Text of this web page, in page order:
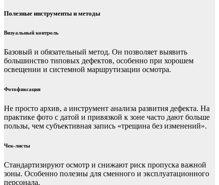
Полезные инструменты и методы
Визуальный контроль
Базовый и обязательный метод. Он позволяет выявить
большинство типовых дефектов, особенно при хорошем
освещении и системной маршрутизации осмотра.
Фотофиксация
Не просто архив, а инструмент анализа развития дефекта. На
практике фото с датой и привязкой к зоне часто дают больше
пользы, чем субъективная запись «трещина без изменений».
Чек-листы
Стандартизируют осмотр и снижают риск пропуска важной
зоны. Особенно полезны для сменного и эксплуатационного
персонала.